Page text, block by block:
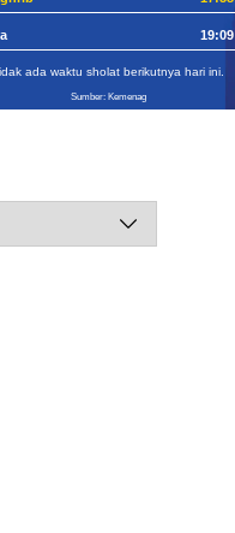
19:09
ada waktu sholat berikutnya hari ini.
Sumber: Kemenag